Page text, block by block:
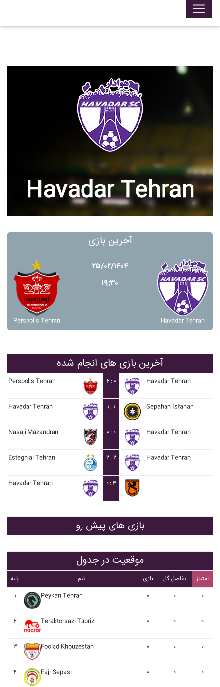
Havadar Tehran
آخرین بازی
Perspolis Tehran
۲۵/۰۲/۱۴۰۴
۱۹:۳۰
Havadar Tehran
آخرین بازی های انجام شده
Perspolis Tehran ۲ : ۰ Havadar Tehran
Havadar Tehran ۱ : ۱ Sepahan Isfahan
Nasaji Mazandran ۰ : ۰ Havadar Tehran
Esteghlal Tehran ۲ : ۲ Havadar Tehran
Havadar Tehran ۰ : ۴
بازی های پیش رو
موقعیت در جدول
رتبه تیم بازی تفاضل گل
امتیاز
۱
Peykan Tehran ۰ ۰ ۰
۲ Teraktorsazi Tabriz ۰ ۰ ۰
۳ Foolad Khouzestan ۰ ۰ ۰
۴ Fajr Sepasi ۰ ۰ ۰